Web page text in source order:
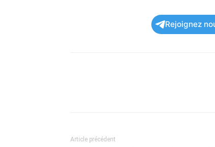
Rejoignez
Article précédent